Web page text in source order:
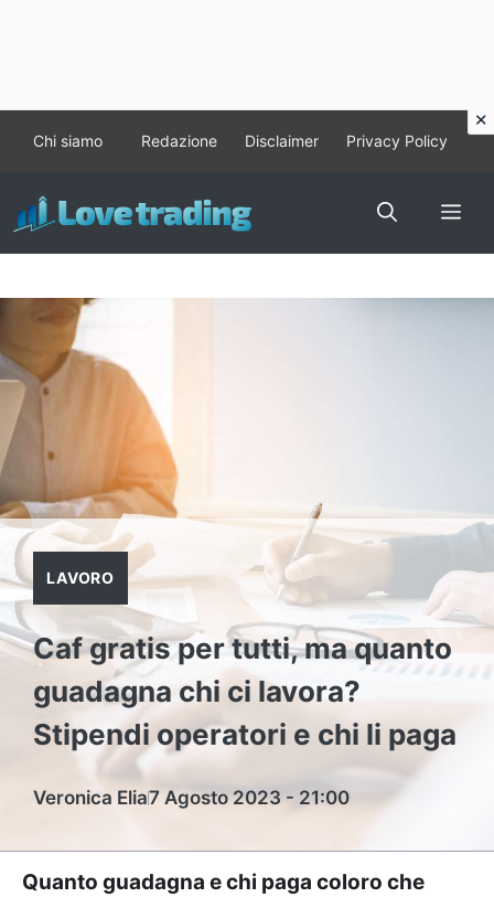
contenuto
Chi siamo Redazione Disclaimer Privacy Policy
LAVORO
Caf gratis per tutti, ma quanto
guadagna chi ci lavora?
Stipendi operatori e chi li paga
Veronica Elia7 Agosto 2023 - 21:00
Quanto guadagna e chi paga coloro che